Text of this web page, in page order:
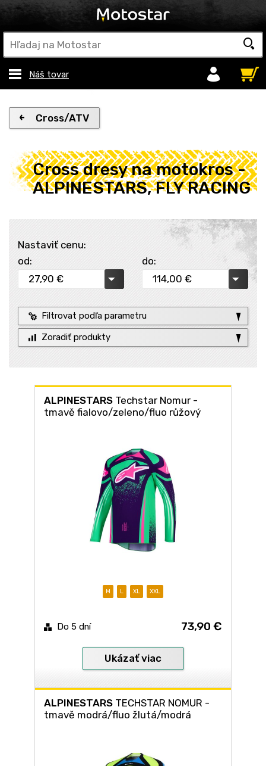
Náš tovar
Cross/ATV
Cross dresy na motokros -
ALPINESTARS, FLY RACING
Nastaviť cenu:
od:
do:
Filtrovat podľa parametru
Zoradiť produkty
ALPINESTARS Techstar Nomur -
tmavě fialovo/zeleno/fluo růžový
M L XL XXL
Do 5 dní 73,90 €
Ukázať viac
ALPINESTARS TECHSTAR NOMUR -
tmavě modrá/fluo žlutá/modrá